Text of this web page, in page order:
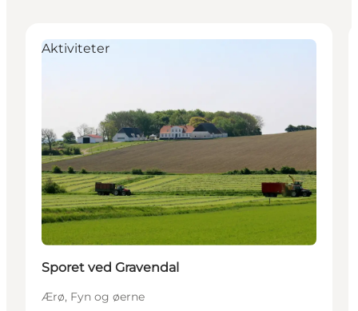
Aktiviteter
Sporet ved Gravendal
Ærø, Fyn og øerne